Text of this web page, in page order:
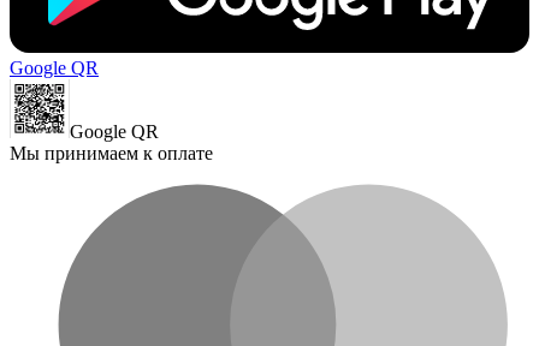
Google QR
Google QR
Мы принимаем к оплате